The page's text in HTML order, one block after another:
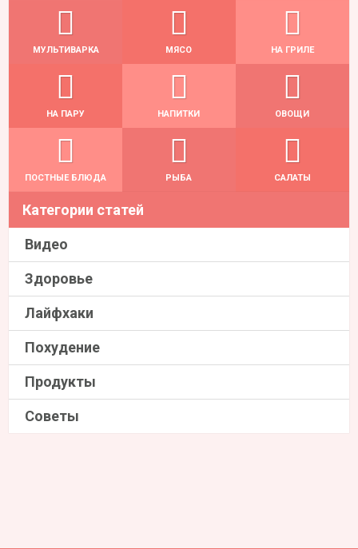
МУЛЬТИВАРКА МЯСО НА ГРИЛЕ
НА ПАРУ НАПИТКИ ОВОЩИ
ПОСТНЫЕ БЛЮДА РЫБА САЛАТЫ
Категории статей
Видео
Здоровье
Лайфхаки
Похудение
Продукты
Советы